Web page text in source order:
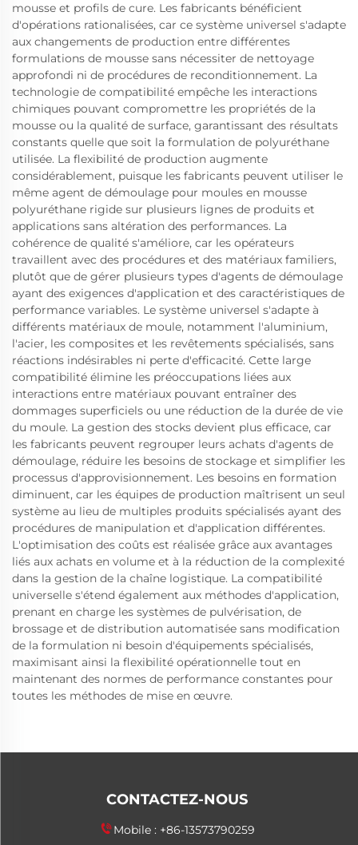
mousse et profils de cure. Les fabricants bénéficient
d'opérations rationalisées, car ce système universel s'adapte
aux changements de production entre différentes
formulations de mousse sans nécessiter de nettoyage
approfondi ni de procédures de reconditionnement. La
technologie de compatibilité empêche les interactions
chimiques pouvant compromettre les propriétés de la
mousse ou la qualité de surface, garantissant des résultats
constants quelle que soit la formulation de polyuréthane
utilisée. La flexibilité de production augmente
considérablement, puisque les fabricants peuvent utiliser le
même agent de démoulage pour moules en mousse
polyuréthane rigide sur plusieurs lignes de produits et
applications sans altération des performances. La
cohérence de qualité s'améliore, car les opérateurs
travaillent avec des procédures et des matériaux familiers,
plutôt que de gérer plusieurs types d'agents de démoulage
ayant des exigences d'application et des caractéristiques de
performance variables. Le système universel s'adapte à
différents matériaux de moule, notamment l'aluminium,
l'acier, les composites et les revêtements spécialisés, sans
réactions indésirables ni perte d'efficacité. Cette large
compatibilité élimine les préoccupations liées aux
interactions entre matériaux pouvant entraîner des
dommages superficiels ou une réduction de la durée de vie
du moule. La gestion des stocks devient plus efficace, car
les fabricants peuvent regrouper leurs achats d'agents de
démoulage, réduire les besoins de stockage et simplifier les
processus d'approvisionnement. Les besoins en formation
diminuent, car les équipes de production maîtrisent un seul
système au lieu de multiples produits spécialisés ayant des
procédures de manipulation et d'application différentes.
L'optimisation des coûts est réalisée grâce aux avantages
liés aux achats en volume et à la réduction de la complexité
dans la gestion de la chaîne logistique. La compatibilité
universelle s'étend également aux méthodes d'application,
prenant en charge les systèmes de pulvérisation, de
brossage et de distribution automatisée sans modification
de la formulation ni besoin d'équipements spécialisés,
maximisant ainsi la flexibilité opérationnelle tout en
maintenant des normes de performance constantes pour
toutes les méthodes de mise en œuvre.
CONTACTEZ-NOUS
Mobile : +86-13573790259